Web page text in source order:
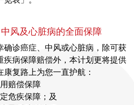
风及心脏病的全面保障
确诊癌症、中风或心脏病，除可获
疾病保障赔偿外，本计划更将提供
康复路上为您一直护航：
赔偿保障
危疾保障；及